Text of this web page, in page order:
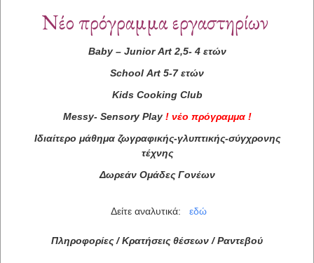
Νέο πρόγραμμα εργαστηρίων
Baby– Junior Art2,5- 4 ετών
School Art 5-7 ετών
Kids Cooking Club
Messy- Sensory Play ! νέο πρόγραμμα !
Ιδιαίτερο μάθημα ζωγραφικής-γλυπτικής-σύγχρονης
τέχνης
Δωρεάν Ομάδες Γονέων
Δείτε αναλυτικά: εδώ
Πληροφορίες / Κρατήσεις θέσεων / Ραντεβού